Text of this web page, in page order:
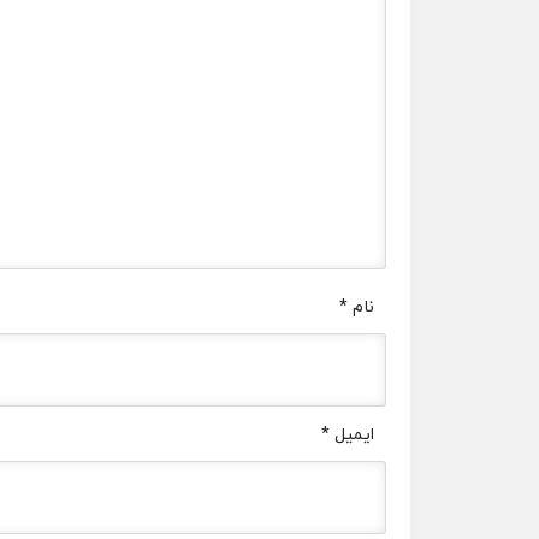
نام*
ایمیل*